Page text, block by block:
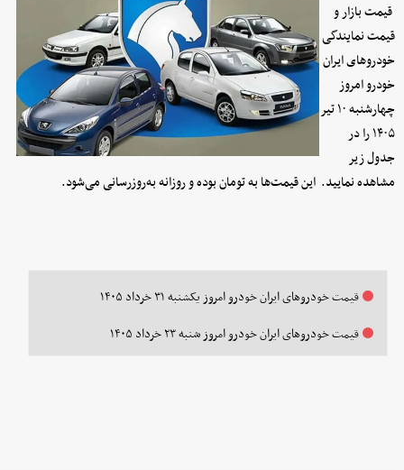
قیمت بازار و
قیمت نمایندگی
خودرو‌های ایران
خودرو امروز
چهارشنبه ۱۰ تیر
۱۴۰۵ را در
جدول زیر
مشاهده نمایید. این قیمت‌ها به تومان بوده و روزانه به‌روز‌رسانی می‌شود.
قیمت خودرو‌های ایران خودرو امروز یکشنبه ۳۱ خرداد ۱۴۰۵
قیمت خودرو‌های ایران خودرو امروز شنبه ۲۳ خرداد ۱۴۰۵